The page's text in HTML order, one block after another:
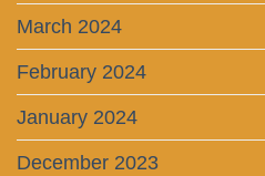
March 2024
February 2024
January 2024
December 2023